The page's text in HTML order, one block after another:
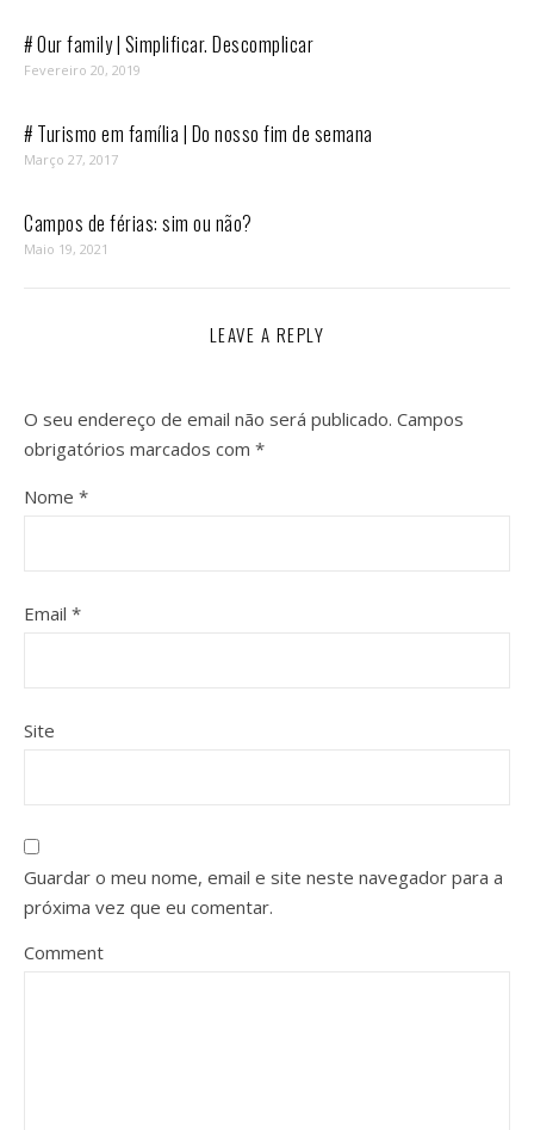
# Our family | Simplificar. Descomplicar
Fevereiro 20, 2019
# Turismo em família | Do nosso fim de semana
Março 27, 2017
Campos de férias: sim ou não?
Maio 19, 2021
LEAVE A REPLY
O seu endereço de email não será publicado. Campos
obrigatórios marcados com *
Nome *
Email *
Site
Guardar o meu nome, email e site neste navegador para a
próxima vez que eu comentar.
Comment